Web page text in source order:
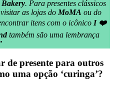
Bakery. Para presentes clássicos
as lojas do MoMA ou do
itens com o icônico I ❤️
também são uma lembrança
de presente para outros
uma opção ‘curinga’?